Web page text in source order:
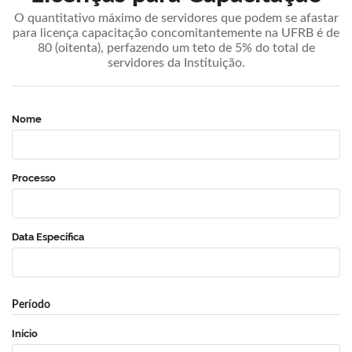
O quantitativo máximo de servidores que podem se afastar
para licença capacitação concomitantemente na UFRB é de
80 (oitenta), perfazendo um teto de 5% do total de
servidores da Instituição.
Nome
Processo
Data Específica
Período
Início